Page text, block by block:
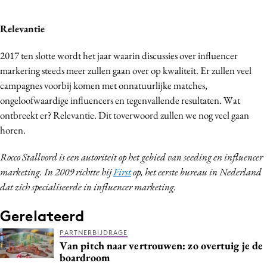
Relevantie
2017 ten slotte wordt het jaar waarin discussies over influencer
markering steeds meer zullen gaan over op kwaliteit. Er zullen veel
campagnes voorbij komen met onnatuurlijke matches,
ongeloofwaardige influencers en tegenvallende resultaten. Wat
ontbreekt er? Relevantie. Dit toverwoord zullen we nog veel gaan
horen.
Rocco Stallvord is een autoriteit op het gebied van seeding en influencer
marketing. In 2009 richtte hijFirstop, het eerste bureau in Nederland
dat zich specialiseerde in influencer marketing.
Gerelateerd
PARTNERBIJDRAGE
Van pitch naar vertrouwen: zo overtuig je de
boardroom